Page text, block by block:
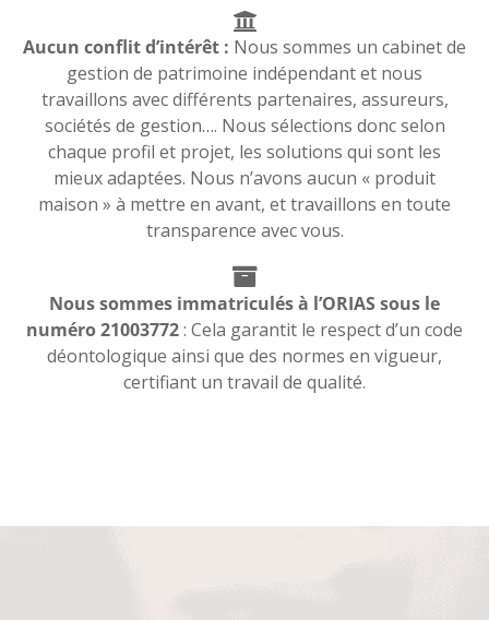
Aucun conflit d’intérêt : Nous sommes un cabinet de
gestion de patrimoine indépendant et nous
travaillons avec différents partenaires, assureurs,
sociétés de gestion…. Nous sélections donc selon
chaque profil et projet, les solutions qui sont les
mieux adaptées. Nous n’avons aucun « produit
maison » à mettre en avant, et travaillons en toute
transparence avec vous.
Nous sommes immatriculés à l’ORIAS sous le
numéro 21003772: Cela garantit le respect d’un code
déontologique ainsi que des normes en vigueur,
certifiant un travail de qualité.